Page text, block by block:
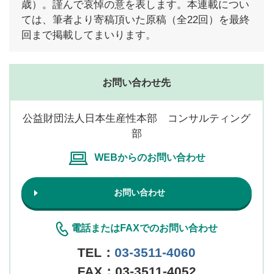
歳）。謹んで哀悼の意を表します。本連載につい
ては、筆者より寄稿頂いた原稿（全22回）を最終
回まで掲載してまいります。
お問い合わせ先
公益財団法人日本生産性本部 コンサルティング
部
WEBからのお問い合わせ
お問い合わせ
電話またはFAXでのお問い合わせ
TEL： 03-3511-4060